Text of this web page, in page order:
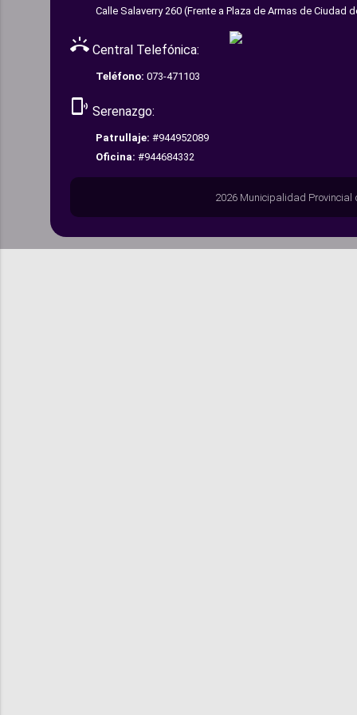
Calle Salaverry 260 (Frente a Plaza de Armas de Ciudad
ring_volume Central Telefónica:
Teléfono: 073-471103
phonelink_ring Serenazgo:
Patrullaje: #944952089
Oficina: #944684332
2026 Municipalidad Provincial